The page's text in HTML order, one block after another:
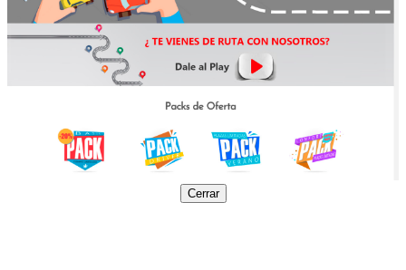
Cerrar